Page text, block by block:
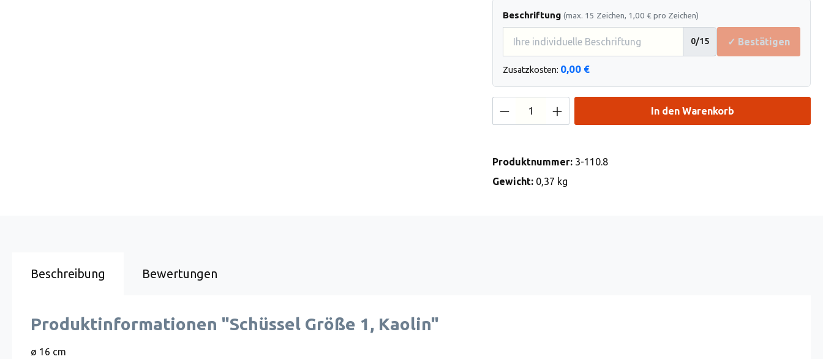
Beschriftung (max. 15 Zeichen, 1,00 € pro Zeichen)
0/15 ✓ Bestätigen
Zusatzkosten: 0,00 €
Produkt Anzahl: Gib den gewünschten Wert
In den Warenkorb
Produktnummer: 3-110.8
Gewicht: 0,37 kg
Beschreibung Bewertungen
Produktinformationen "Schüssel Größe 1, Kaolin"
ø 16 cm